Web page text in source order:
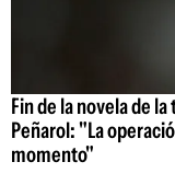
Fin de la novela de
Peñarol: "La
momento"